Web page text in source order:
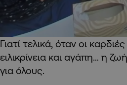
Γιατί τελικά, όταν οι
ειλικρίνεια και αγάπη… η
για όλους.